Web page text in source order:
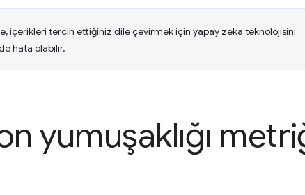
içerikleri tercih ettiğiniz dile çevirmek için yapay zeka teknolojisini
hata olabilir.
yumuşaklığı